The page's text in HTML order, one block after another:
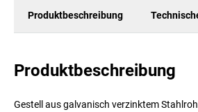
Produktbeschreibung
Produktbeschreibung
Gestell aus galvanisch verzinktem